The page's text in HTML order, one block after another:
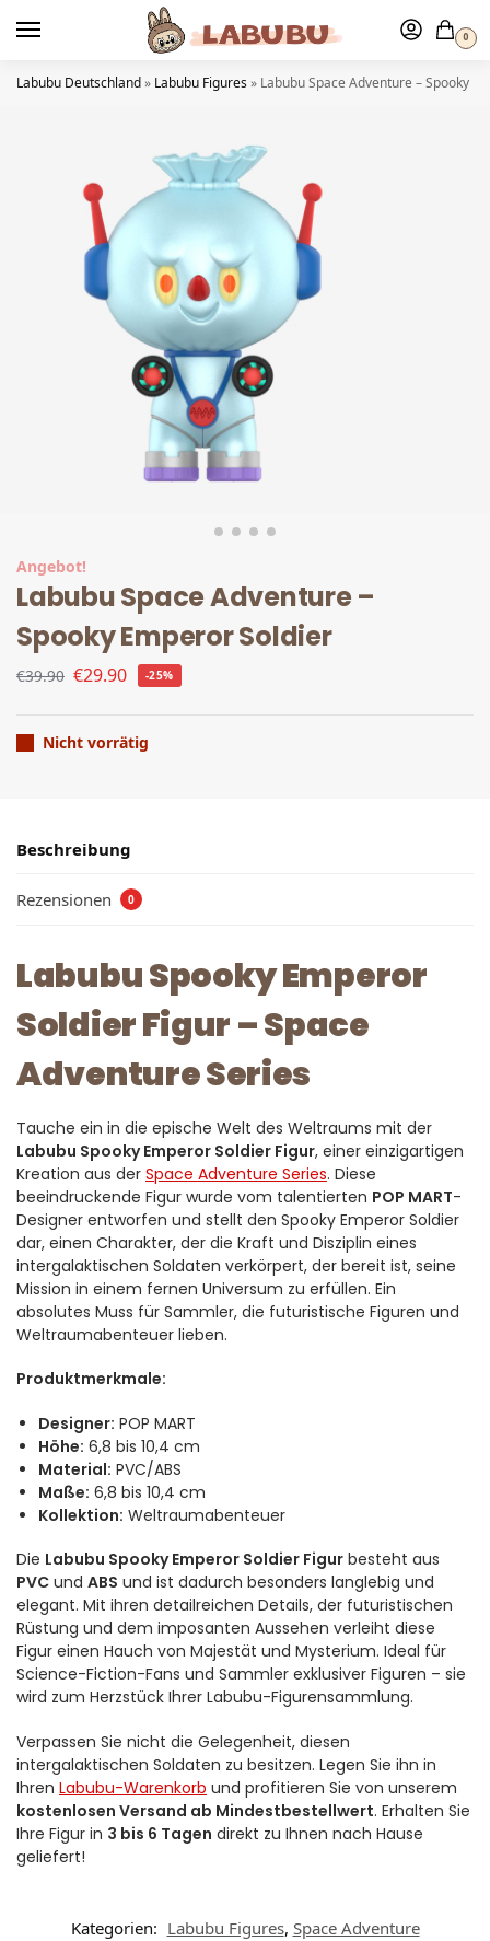
0
Labubu Deutschland» Labubu Figures» Labubu Space Adventure – Spooky
Angebot!
Labubu Space Adventure –
Spooky Emperor Soldier
€39.90 €29.90 -25%
Nicht vorrätig
Beschreibung
Rezensionen 0
Labubu Spooky Emperor
Soldier Figur – Space
Adventure Series
Tauche ein in die epische Welt des Weltraums mit der
Labubu Spooky Emperor Soldier Figur, einer einzigartigen
Kreation aus der Space Adventure Series. Diese
beeindruckende Figur wurde vom talentierten POP MART-
Designer entworfen und stellt den Spooky Emperor Soldier
dar, einen Charakter, der die Kraft und Disziplin eines
intergalaktischen Soldaten verkörpert, der bereit ist, seine
Mission in einem fernen Universum zu erfüllen. Ein
absolutes Muss für Sammler, die futuristische Figuren und
Weltraumabenteuer lieben.
Produktmerkmale:
Designer: POP MART
Höhe: 6,8 bis 10,4 cm
Material: PVC/ABS
Maße: 6,8 bis 10,4 cm
Kollektion: Weltraumabenteuer
Die Labubu Spooky Emperor Soldier Figur besteht aus
PVC und ABS und ist dadurch besonders langlebig und
elegant. Mit ihren detailreichen Details, der futuristischen
Rüstung und dem imposanten Aussehen verleiht diese
Figur einen Hauch von Majestät und Mysterium. Ideal für
Science-Fiction-Fans und Sammler exklusiver Figuren – sie
wird zum Herzstück Ihrer Labubu-Figurensammlung.
Verpassen Sie nicht die Gelegenheit, diesen
intergalaktischen Soldaten zu besitzen. Legen Sie ihn in
Ihren Labubu-Warenkorb und profitieren Sie von unserem
kostenlosen Versand ab Mindestbestellwert. Erhalten Sie
Ihre Figur in 3 bis 6 Tagen direkt zu Ihnen nach Hause
geliefert!
Kategorien: Labubu Figures, Space Adventure